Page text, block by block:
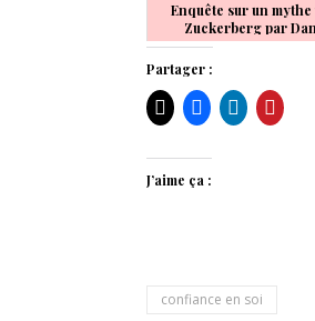
Enquête sur un
Zuckerberg par
Partager :
J’aime ça :
confiance en soi